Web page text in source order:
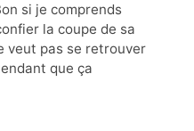
si je comprends
la coupe de sa
veut pas se retrouver
que ça